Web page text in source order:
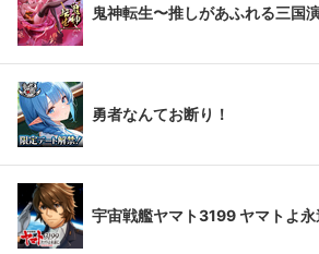
鬼神転生〜推しがあふれる三国
勇者なんてお断り！
宇宙戦艦ヤマト3199 ヤマトよ永